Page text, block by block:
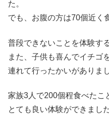
た。
でも、お腹の方は70個近く
普段できないことを体験す
また、子供も喜んでイチゴ
連れて行ったかいがありまし
家族3人で200個程食べたこ
とても良い体験ができました